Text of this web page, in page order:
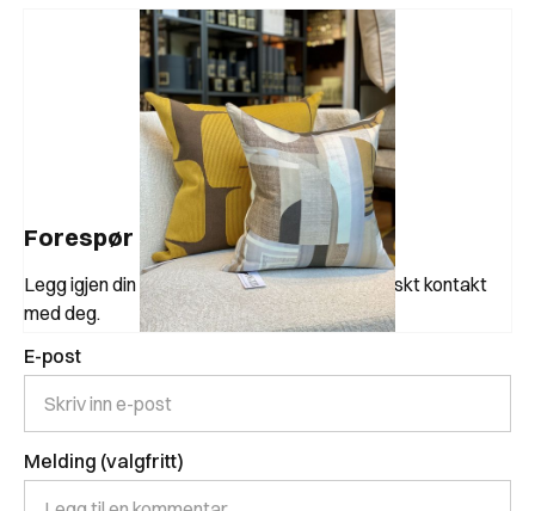
Forespør produkt
Legg igjen din kontaktinformasjon, så tar vi raskt kontakt
med deg.
E-post
Melding (valgfritt)